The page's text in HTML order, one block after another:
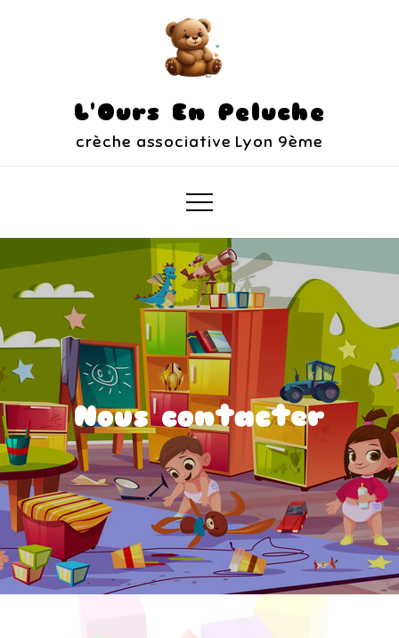
L'Ours En Peluche
crèche associative Lyon 9ème
Nous contacter